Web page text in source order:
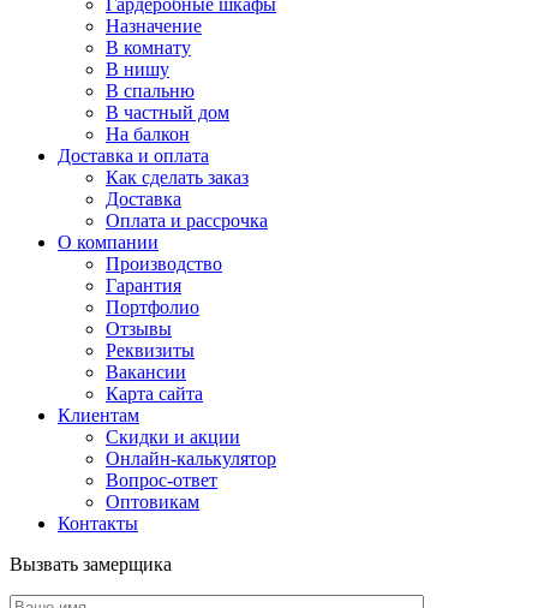
Гардеробные шкафы
Назначение
В комнату
В нишу
В спальню
В частный дом
На балкон
Доставка и оплата
Как сделать заказ
Доставка
Оплата и рассрочка
О компании
Производство
Гарантия
Портфолио
Отзывы
Реквизиты
Вакансии
Карта сайта
Клиентам
Скидки и акции
Онлайн-калькулятор
Вопрос-ответ
Оптовикам
Контакты
Вызвать замерщика